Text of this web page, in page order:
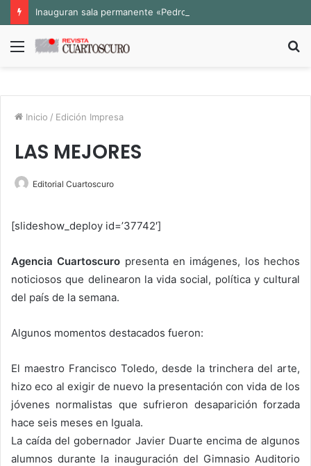
Menú
Inicio / Edición Impresa
LAS MEJORES
Editorial Cuartoscuro
[slideshow_deploy id=’37742′]
Agencia Cuartoscuro presenta en imágenes, los hechos
noticiosos que delinearon la vida social, política y cultural
del país de la semana.
Algunos momentos destacados fueron:
El maestro Francisco Toledo, desde la trinchera del arte,
hizo eco al exigir de nuevo la presentación con vida de los
jóvenes normalistas que sufrieron desaparición forzada
hace seis meses en Iguala.
La caída del gobernador Javier Duarte encima de algunos
alumnos durante la inauguración del Gimnasio Auditorio